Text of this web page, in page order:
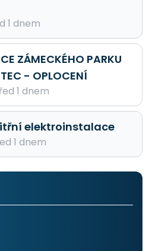
1 dnem
ZÁMECKÉHO PARKU
- OPLOCENÍ
1 dnem
elektroinstalace
1 dnem